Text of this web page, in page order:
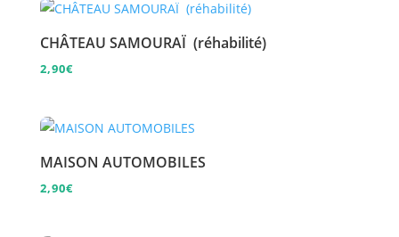
CHÂTEAU SAMOURAÏ (réhabilité)
2,90€
MAISON AUTOMOBILES
2,90€